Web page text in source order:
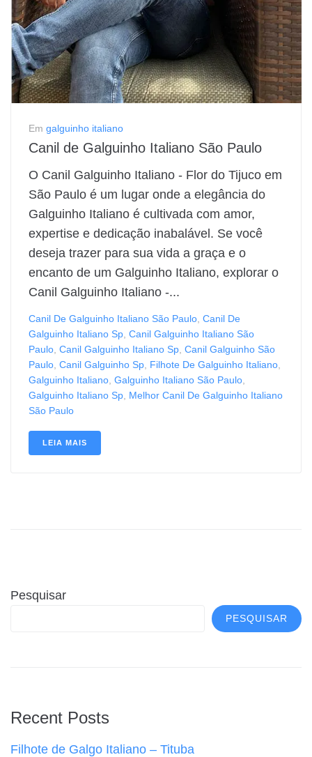
Em galguinho italiano
Canil de Galguinho Italiano São Paulo
O Canil Galguinho Italiano - Flor do Tijuco em
São Paulo é um lugar onde a elegância do
Galguinho Italiano é cultivada com amor,
expertise e dedicação inabalável. Se você
deseja trazer para sua vida a graça e o
encanto de um Galguinho Italiano, explorar o
Canil Galguinho Italiano -...
Canil De Galguinho Italiano São Paulo Canil De
Galguinho Italiano Sp Canil Galguinho Italiano São
Paulo Canil Galguinho Italiano Sp Canil Galguinho São
Paulo Canil Galguinho Sp Filhote De Galguinho Italiano
Galguinho Italiano Galguinho Italiano São Paulo
Galguinho Italiano Sp Melhor Canil De Galguinho Italiano
São Paulo
LEIA MAIS
Pesquisar
PESQUISAR
Recent Posts
Filhote de Galgo Italiano – Tituba